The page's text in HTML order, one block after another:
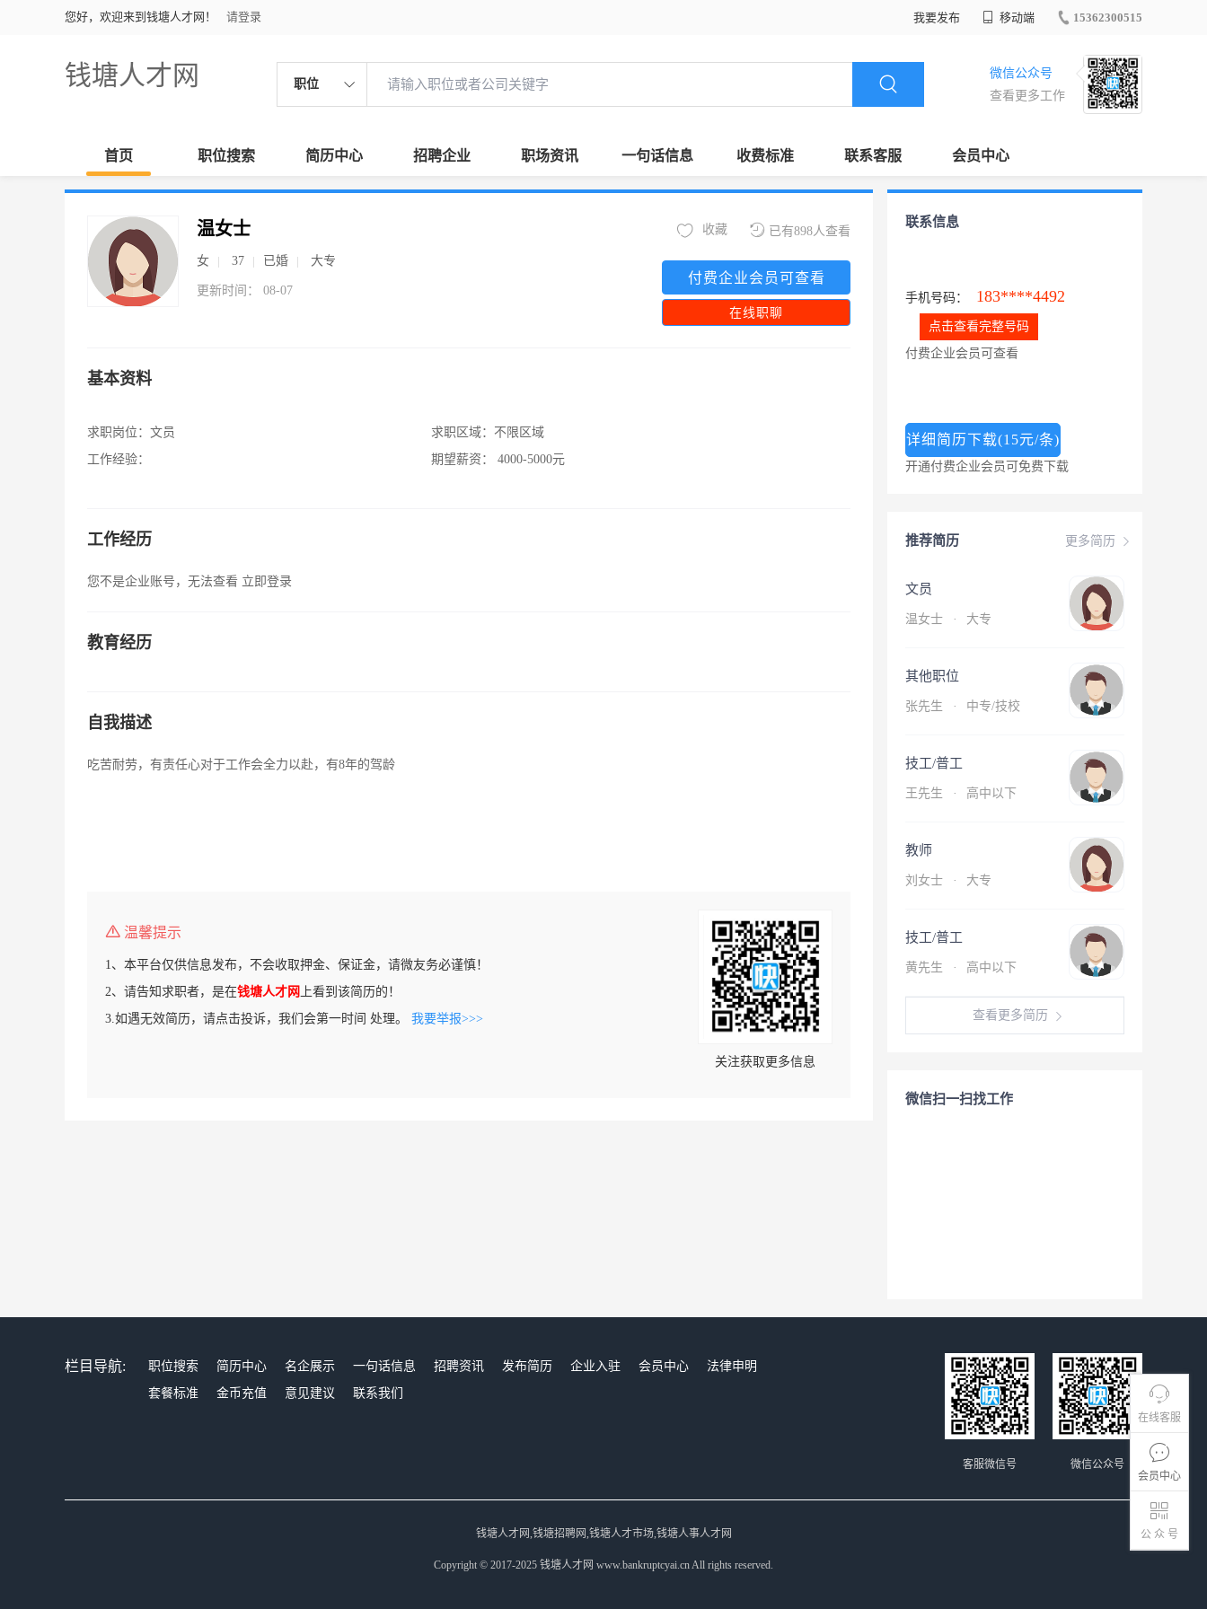
您好，欢迎来到钱塘人才网！ 请登录 我要发布 移动端 15362300515
钱塘人才网 职位
微信公众号
查看更多工作
首页 职位搜索 简历中心 招聘企业 职场资讯 一句话信息 收费标准 联系客服 会员中心
在线客服
会员中心
公 众 号
温女士
女 37 已婚 大专
更新时间： 08-07
已有898人查看
收藏
付费企业会员可查看
在线职聊
基本资料
求职岗位： 文员
工作经验：
求职区域： 不限区域
期望薪资：
4000-5000元
工作经历
您不是企业账号，无法查看 立即登录
教育经历
自我描述
吃苦耐劳，有责任心对于工作会全力以赴，有8年的驾龄
温馨提示
1、本平台仅供信息发布，不会收取押金、保证金，请微友务必谨慎！
2、请告知求职者，是在钱塘人才网 上看到该简历的！
3.如遇无效简历，请点击投诉，我们会第一时间 处理。 我要举报>>>
关注获取更多信息
联系信息
手机号码： 183****4492
点击查看完整号码
付费企业会员可查看
详细简历下载(15元/条)
开通付费企业会员可免费下载
更多简历
推荐简历
文员
温女士 · 大专
其他职位
张先生 · 中专/技校
技工/普工
王先生 · 高中以下
教师
刘女士 · 大专
技工/普工
黄先生 · 高中以下
查看更多简历
微信扫一扫找工作
栏目导航: 职位搜索 简历中心 名企展示 一句话信息 招聘资讯 发布简历 企业入驻 会员中心
法律申明
套餐标准
金币充值 意见建议 联系我们
微信公众号
客服微信号
钱塘人才网,钱塘招聘网,钱塘人才市场,钱塘人事人才网
Copyright © 2017-2025 钱塘人才网 www.bankruptcyai.cn All rights reserved.